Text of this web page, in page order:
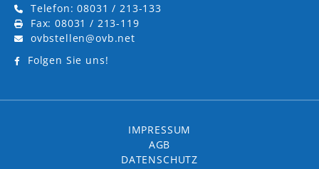
Telefon: 08031 / 213-133
Fax: 08031 / 213-119
ovbstellen@ovb.net
Folgen Sie uns!
IMPRESSUM
AGB
DATENSCHUTZ